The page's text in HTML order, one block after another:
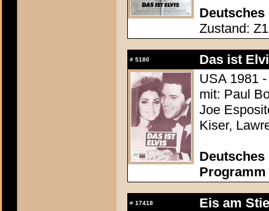
Deutsches
Zustand:
# 5180
Das ist
USA 1981
mit: Paul
Joe
Kiser,
Programm
# 17418
Eis am